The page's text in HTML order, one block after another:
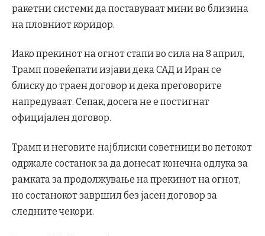
ракетни системи да поставуваат мини во близина
на пловниот коридор.
Иако прекинот на огнот стапи во сила на 8 април,
Трамп повеќепати изјави дека САД и Иран се
блиску до траен договор и дека преговорите
напредуваат. Сепак, досега не е постигнат
официјален договор.
Трамп и неговите најблиски советници во петокот
одржале состанок за да донесат конечна одлука за
рамката за продолжување на прекинот на огнот,
но состанокот завршил без јасен договор за
следните чекори.